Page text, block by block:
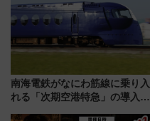
南海電鉄がなにわ筋線に乗り入
れる「次期空港特急」の導入を